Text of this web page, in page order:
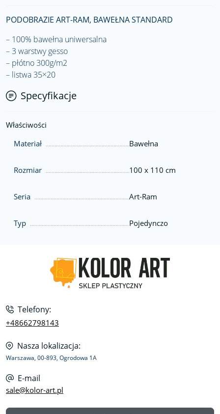
PODOBRAZIE ART-RAM, BAWEŁNA STANDARD
– 100% bawełna uniwersalna
– 3 warstwy gesso
– płótno 300g/m2
– listwa 35×20
Specyfikacje
Właściwości
Materiał
Bawełna
Rozmiar 100 x 110 cm
Seria Art-Ram
Typ Pojedynczo
Telefony:
+48662798143
Nasza lokalizacja:
Warszawa, 00-893, Ogrodowa 1A
E-mail
sale@kolor-art.pl